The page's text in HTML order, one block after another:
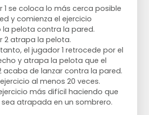
la pierna izquierda, con el pie
ligeramente hacia delante,
el lado izquierdo. Doble la rodilla
Vuelva a la posición de base.
pierna izquierda hacia atrás,
la rodilla derecha. Vuelva a la
de base.
a lo largo del campo. En los
trota. En los lados cortos
1 se coloca lo más cerca posible
y comienza el ejercicio
la pelota contra la pared.
2 atrapa la pelota.
el jugador 1 retrocede por el
y atrapa la pelota que el
acaba de lanzar contra la pared.
al menos 20 veces.
más difícil haciendo que
atrapada en un sombrero.